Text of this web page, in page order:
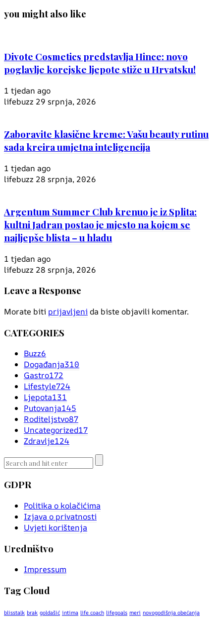
you might also like
Divote Cosmetics predstavlja Hince: novo
poglavlje korejske ljepote stiže u Hrvatsku!
1 tjedan ago
lifebuzz 29 srpnja, 2026
Zaboravite klasične kreme: Vašu beauty rutinu
sada kreira umjetna inteligencija
1 tjedan ago
lifebuzz 28 srpnja, 2026
Argentum Summer Club krenuo je iz Splita:
kultni Jadran postao je mjesto na kojem se
najljepše blista – u hladu
1 tjedan ago
lifebuzz 28 srpnja, 2026
Leave a Response
Morate biti prijavljeni da biste objavili komentar.
CATEGORIES
Buzz6
Događanja310
Gastro172
Lifestyle724
Ljepota131
Putovanja145
Roditeljstvo87
Uncategorized17
Zdravlje124
GDPR
Politika o kolačićima
Izjava o privatnosti
Uvjeti korištenja
Uredništvo
Impressum
Tag Cloud
blisstalk brak goldašić intima life coach lifegoals meri novogodišnja obećanja